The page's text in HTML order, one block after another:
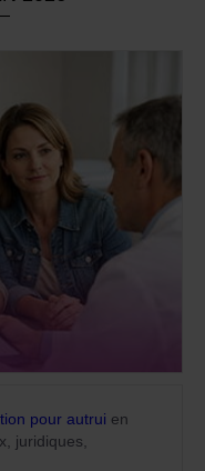
pour autrui en
juridiques,